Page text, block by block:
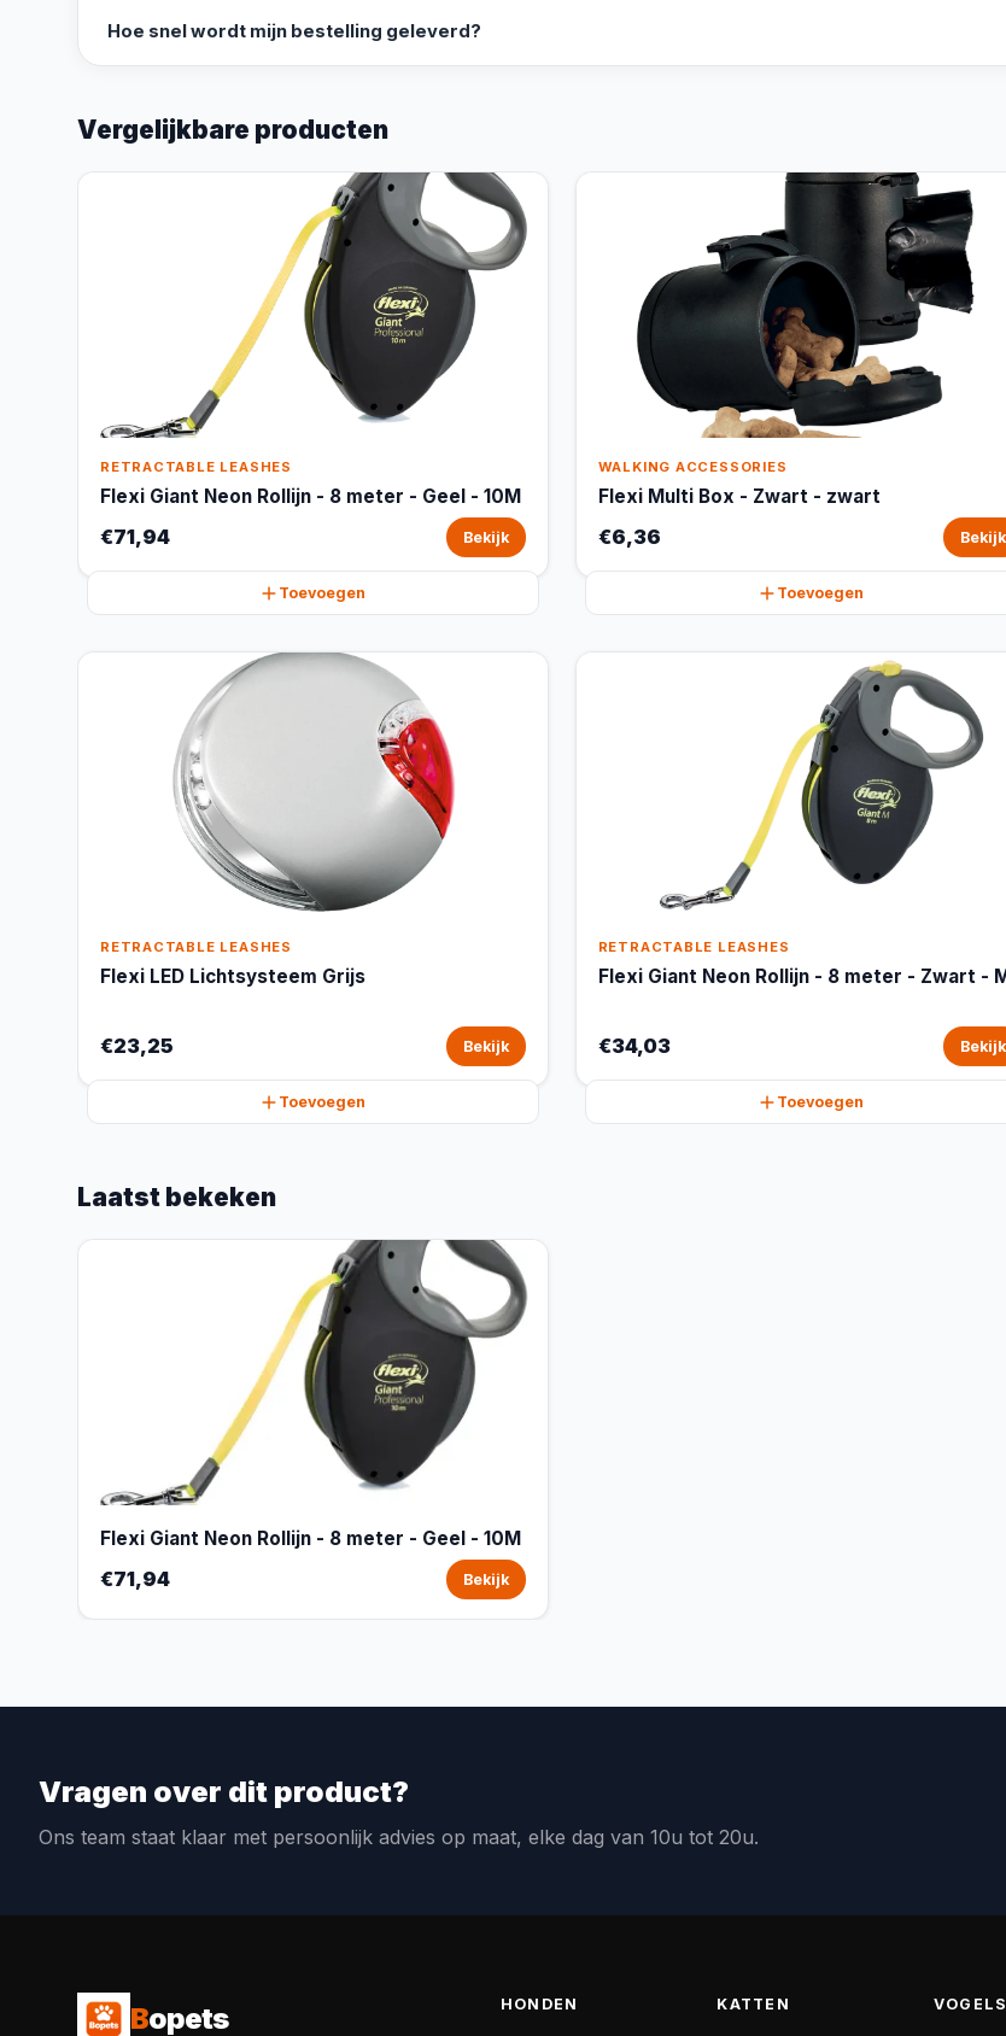
Hoe snel wordt mijn bestelling geleverd?
Vergelijkbare producten
RETRACTABLE LEASHES
Flexi Giant Neon Rollijn - 8 meter - Geel - 10M
€71,94 Bekijk
Toevoegen
WALKING ACCESSORIES
Flexi Multi Box - Zwart - zwart
€6,36 Bekijk
Toevoegen
RETRACTABLE LEASHES
Flexi LED Lichtsysteem Grijs
€23,25 Bekijk
Toevoegen
RETRACTABLE LEASHES
Flexi Giant Neon Rollijn - 8 meter - Zwart -
€34,03 Bekijk
Toevoegen
Laatst bekeken
Flexi Giant Neon Rollijn - 8 meter - Geel - 10M
€71,94 Bekijk
Vragen over dit product?
Ons team staat klaar met persoonlijk advies op maat, elke dag van 10u tot 20u.
Bopets HONDEN KATTEN VOGELS